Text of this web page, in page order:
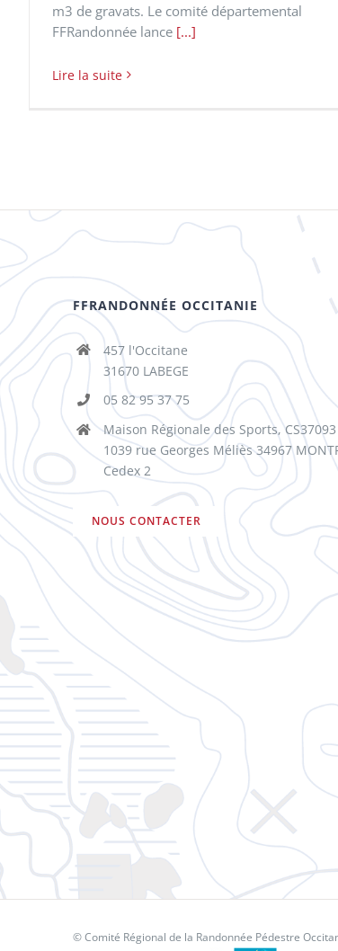
m3 de gravats. Le comité départemental
FFRandonnée lance [...]
Lire la suite
FFRANDONNÉE OCCITANIE
457 l'Occitane
31670 LABEGE
05 82 95 37 75
Maison Régionale des Sports, CS37093
1039 rue Georges Méliès 34967
Cedex 2
NOUS CONTACTER
© Comité Régional de la Randonnée Pédestre